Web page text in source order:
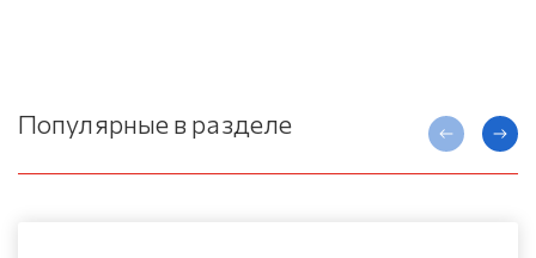
Популярные в разделе